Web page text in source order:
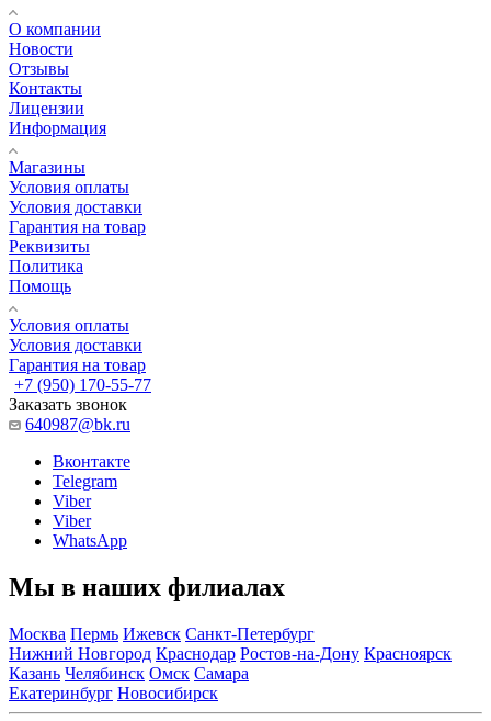
О компании
Новости
Отзывы
Контакты
Лицензии
Информация
Магазины
Условия оплаты
Условия доставки
Гарантия на товар
Реквизиты
Политика
Помощь
Условия оплаты
Условия доставки
Гарантия на товар
+7 (950) 170-55-77
Заказать звонок
640987@bk.ru
Вконтакте
Telegram
Viber
Viber
WhatsApp
Мы в наших филиалах
Москва Пермь Ижевск Санкт-Петербург
Нижний Новгород Краснодар Ростов-на-Дону Красноярск
Казань Челябинск Омск Самара
Екатеринбург Новосибирск